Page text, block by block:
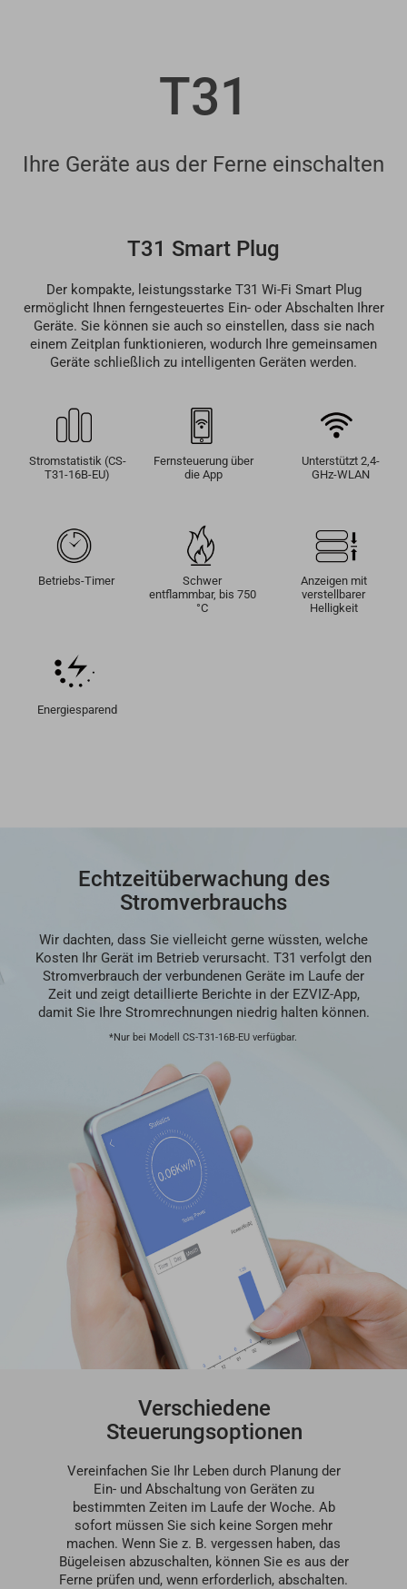
Ihre Geräte aus der Ferne einschalten
T31
T31 Smart Plug
Der kompakte, leistungsstarke T31 Wi-Fi Smart Plug
ermöglicht Ihnen ferngesteuertes Ein- oder Abschalten Ihrer
Geräte. Sie können sie auch so einstellen, dass sie nach
einem Zeitplan funktionieren, wodurch Ihre gemeinsamen
Geräte schließlich zu intelligenten Geräten werden.
Anzeigen mit
verstellbarer
Helligkeit
Schwer
entflammbar, bis 750
°C
Betriebs-Timer
Unterstützt 2,4-
GHz-WLAN
Fernsteuerung über
die App
Stromstatistik (CS-
T31-16B-EU)
Energiesparend
Echtzeitüberwachung des
Stromverbrauchs
Wir dachten, dass Sie vielleicht gerne wüssten, welche
Kosten Ihr Gerät im Betrieb verursacht. T31 verfolgt den
Stromverbrauch der verbundenen Geräte im Laufe der
Zeit und zeigt detaillierte Berichte in der EZVIZ-App,
damit Sie Ihre Stromrechnungen niedrig halten können.
*Nur bei Modell CS-T31-16B-EU verfügbar.
Vereinfachen Sie Ihr Leben durch Planung der
Ein- und Abschaltung von Geräten zu
bestimmten Zeiten im Laufe der Woche. Ab
sofort müssen Sie sich keine Sorgen mehr
machen. Wenn Sie z. B. vergessen haben, das
Bügeleisen abzuschalten, können Sie es aus der
Ferne prüfen und, wenn erforderlich, abschalten.
Verschiedene
Steuerungsoptionen